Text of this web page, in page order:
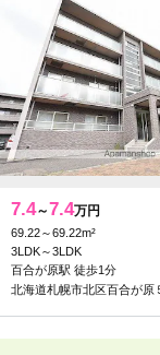
7.4～7.4万円
69.22～69.22m²
3LDK～3LDK
百合が原駅 徒歩1分
北海道札幌市北区百合が原